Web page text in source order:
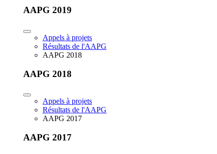
AAPG 2019
Appels à projets
Résultats de l'AAPG
AAPG 2018
AAPG 2018
Appels à projets
Résultats de l'AAPG
AAPG 2017
AAPG 2017